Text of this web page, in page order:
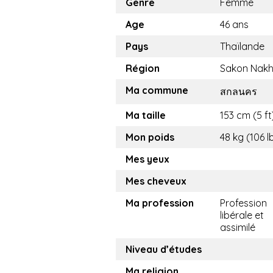
Genre
Femme
Age
46 ans
Pays
Thaïlande
Région
Sakon
Ma commune
สกลนคร
Ma taille
153 cm (5
Mon poids
48 kg (106
Mes yeux
Mes cheveux
Ma profession
Profession
libérale et
assimilé
Niveau d’études